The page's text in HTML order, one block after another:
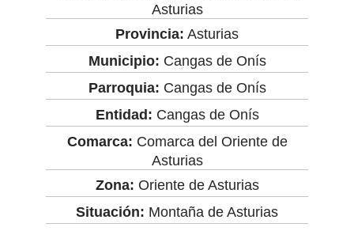
Asturias
Provincia: Asturias
Municipio: Cangas de Onís
Parroquia: Cangas de Onís
Entidad: Cangas de Onís
Comarca: Comarca del Oriente de
Asturias
Zona: Oriente de Asturias
Situación: Montaña de Asturias